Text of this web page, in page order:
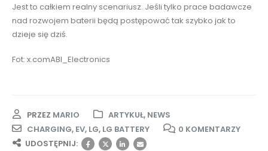
Jest to całkiem realny scenariusz. Jeśli tylko prace badawcze
nad rozwojem baterii będą postępować tak szybko jak to
dzieje się dziś.
Fot: x.comABI_Electronics
PRZEZ MARIO ARTYKUŁ, NEWS
CHARGING, EV, LG, LG BATTERY
0 KOMENTARZY
UDOSTĘPNIJ: